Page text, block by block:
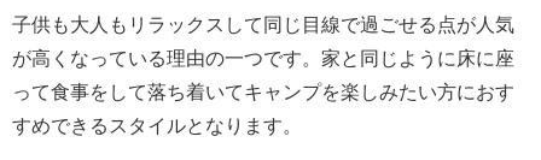
子供も大人もリラックスして同じ目線で過ごせる点が人気
が高くなっている理由の一つです。家と同じように床に座
って食事をして落ち着いてキャンプを楽しみたい方におす
すめできるスタイルとなります。